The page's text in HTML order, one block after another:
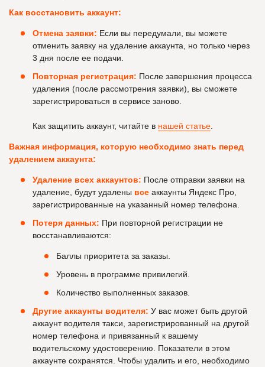
Как восстановить аккаунт:
Отмена заявки: Если вы передумали, вы можете
отменить заявку на удаление аккаунта, но только через
3 дня после ее подачи.
Повторная регистрация: После завершения процесса
удаления (после рассмотрения заявки), вы сможете
зарегистрироваться в сервисе заново.
Как защитить аккаунт, читайте в нашей статье
Важная информация, которую необходимо знать перед
удалением аккаунта:
Удаление всех аккаунтов: После отправки заявки на
удаление, будут удалены все аккаунты Яндекс Про,
зарегистрированные на указанный номер телефона.
Потеря данных: При повторной регистрации не
восстанавливаются:
Баллы приоритета за заказы.
Уровень в программе привилегий.
Количество выполненных заказов.
Другие аккаунты водителя: У вас может быть другой
аккаунт водителя такси, зарегистрированный на другой
номер телефона и привязанный к вашему
водительскому удостоверению. Показатели в этом
аккаунте сохранятся. Чтобы удалить и его, необходимо